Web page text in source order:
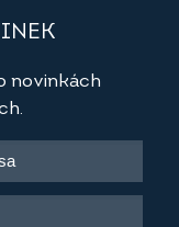
novinkách